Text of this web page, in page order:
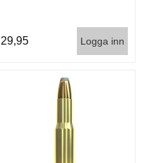
29,95 Logga inn